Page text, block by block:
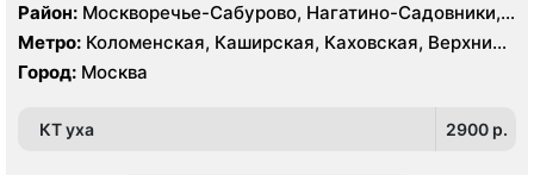
Район: Москворечье-Сабурово, Нагатино-Садовники,
Нагатинский Затон, Нагорный , Зюзино, Котловка
Метро: Коломенская, Каширская, Каховская, Верхние
Котлы, Варшавская, Нагатинская, Нагорная,
Нахимовский проспект, Севастопольская
Город: Москва
КТ уха 2900 p.